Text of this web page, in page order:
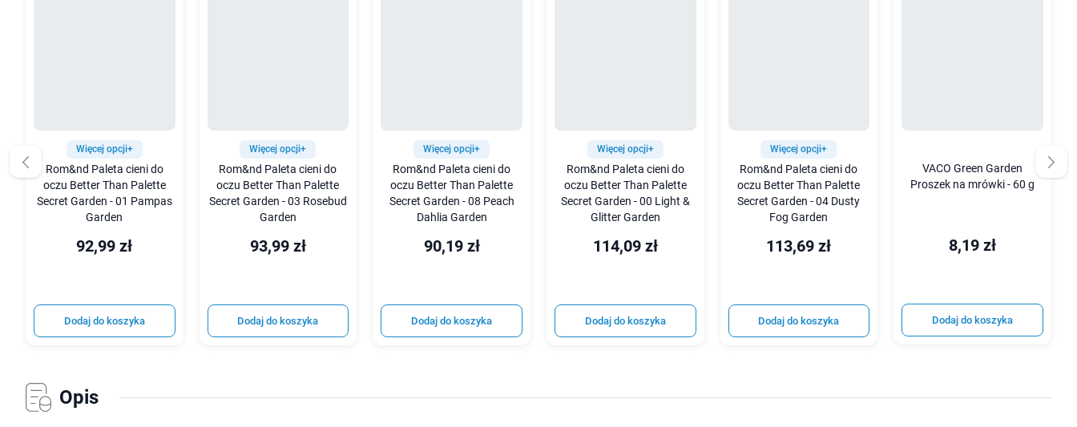
Więcej opcji+
Rom&nd Paleta cieni do
oczu Better Than Palette
Secret Garden - 01 Pampas
Garden
92,99 zł
Dodaj do koszyka
Więcej opcji+
Rom&nd Paleta cieni do
oczu Better Than Palette
Secret Garden - 03 Rosebud
Garden
93,99 zł
Dodaj do koszyka
Więcej opcji+
Rom&nd Paleta cieni do
oczu Better Than Palette
Secret Garden - 08 Peach
Dahlia Garden
90,19 zł
Dodaj do koszyka
Więcej opcji+
Rom&nd Paleta cieni do
oczu Better Than Palette
Secret Garden - 00 Light &
Glitter Garden
114,09 zł
Dodaj do koszyka
Więcej opcji+
Rom&nd Paleta cieni do
oczu Better Than Palette
Secret Garden - 04 Dusty
Fog Garden
113,69 zł
Dodaj do koszyka
VACO Green Garden
Proszek na mrówki - 60 g
8,19 zł
Dodaj do koszyka
Opis